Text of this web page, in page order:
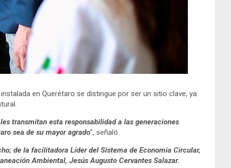
en Querétaro se distingue por ser un sitio clave, ya
transmitan esta responsabilidad a las generaciones
sea de su mayor agrado”, señaló.
de la facilitadora Líder del Sistema de Economía Circular,
Ambiental, Jesús Augusto Cervantes Salazar.